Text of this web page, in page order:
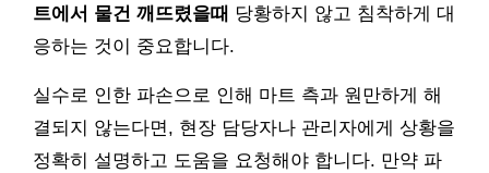
트에서 물건 깨뜨렸을때 당황하지 않고 침착하게 대
응하는 것이 중요합니다.
실수로 인한 파손으로 인해 마트 측과 원만하게 해
결되지 않는다면, 현장 담당자나 관리자에게 상황을
정확히 설명하고 도움을 요청해야 합니다. 만약 파